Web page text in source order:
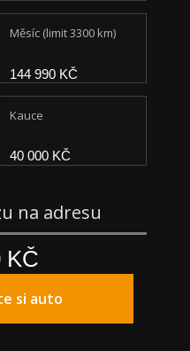
KČ
na adresu
si auto
40 000 KČ
Kauce
144 990 KČ
Měsíc (limit 3300 km)